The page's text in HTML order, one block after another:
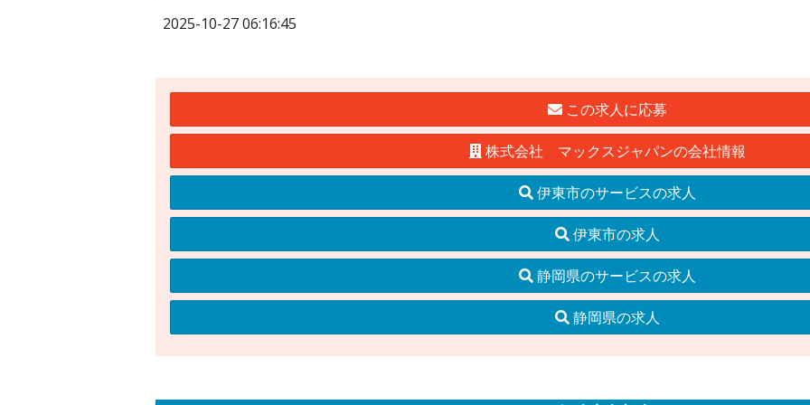
2025-10-27 06:16:45
この求人に応募
株式会社 マックスジャパンの会社情報
伊東市のサービスの求人
伊東市の求人
静岡県のサービスの求人
静岡県の求人